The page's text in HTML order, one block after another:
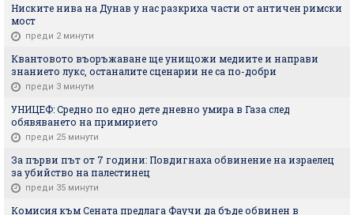
Ниските нива на Дунав у нас разкриха части от античен римски
мост
преди 2 минути
Квантовото въоръжаване ще унищожи медиите и направи
знанието лукс, останалите сценарии не са по-добри
преди 3 минути
УНИЦЕФ: Средно по едно дете дневно умира в Газа след
обявяването на примирието
преди 25 минути
За първи път от 7 години: Повдигнаха обвинение на израелец
за убийство на палестинец
преди 35 минути
Комисия към Сената предлага Фаучи да бъде обвинен в